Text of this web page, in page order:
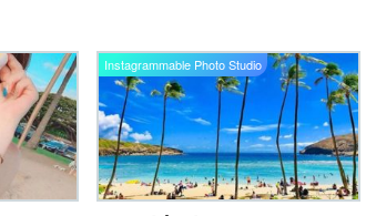
Instagrammable Photo Studio